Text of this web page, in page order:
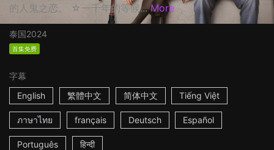
的人鬼之恋。 ☆一千年的等候... More
泰国2024
首集免费
字幕
English
繁體中文 简体中文 Tiếng Việt
ภาษาไทย français Deutsch Español
Português हिन्दी